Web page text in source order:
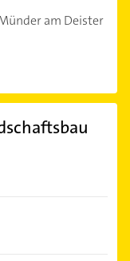
am Deister